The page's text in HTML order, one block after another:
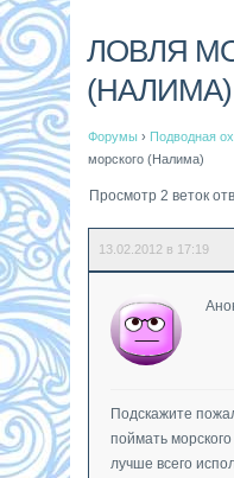
ЛОВЛЯ
(НАЛИМА)
Форумы › Подводная
морского (Налима)
Просмотр 2 веток
13.02.2012 в 17:19
Подскажите
поймать
лучше всего